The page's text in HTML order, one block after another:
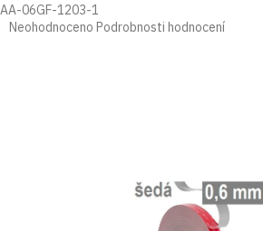
AA-06GF-1203-1
Průměrné
Neohodnoceno Podrobnosti hodnocení